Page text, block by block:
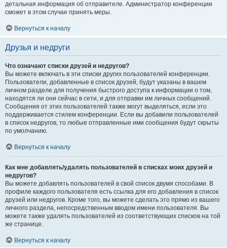
детальная информация об отправителе. Администратор конференции
сможет в этом случае принять меры.
Вернуться к началу
Друзья и недруги
Что означают списки друзей и недругов?
Вы можете включать в эти списки других пользователей конференции.
Пользователи, добавленные в список друзей, будут указаны в вашем
личном разделе для получения быстрого доступа к информации о том,
находятся ли они сейчас в сети, и для отправки им личных сообщений.
Сообщения от этих пользователей также могут выделяться, если это
поддерживается стилем конференции. Если вы добавили пользователей
в список недругов, то любые отправленные ими сообщения будут скрыты
по умолчанию.
Вернуться к началу
Как мне добавлять/удалять пользователей в списках моих друзей и
недругов?
Вы можете добавлять пользователей в свой список двумя способами. В
профиле каждого пользователя есть ссылка для его добавления в список
друзей или недругов. Кроме того, вы можете сделать это прямо из вашего
личного раздела, непосредственным вводом имени пользователя. Вы
можете также удалять пользователей из соответствующих списков на той
же странице.
Вернуться к началу